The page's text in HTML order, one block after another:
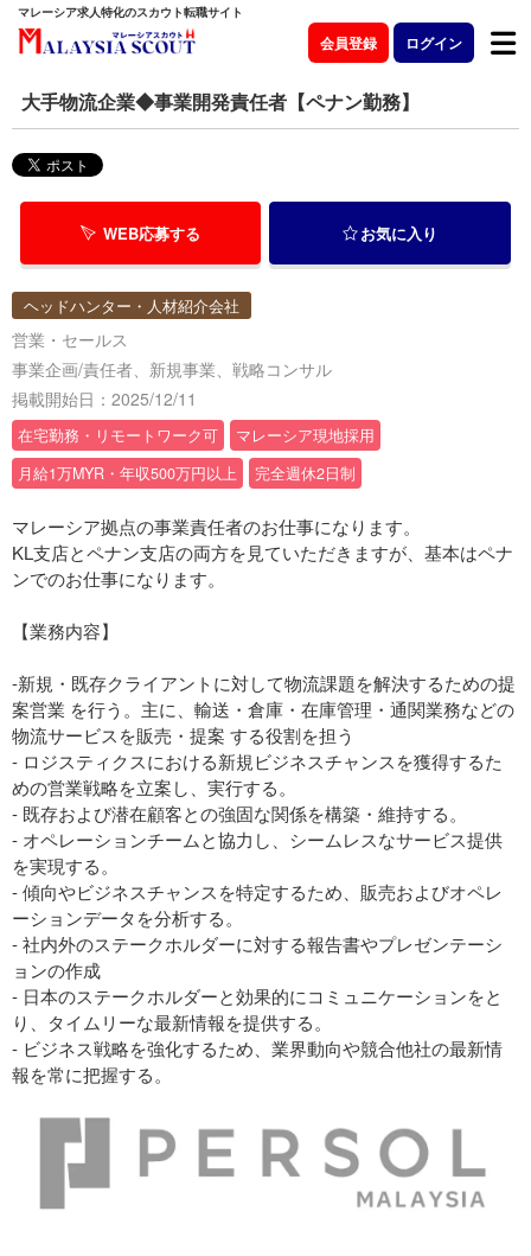
マレーシア求人特化のスカウト転職サイト
会員登録 ログイン
大手物流企業◆事業開発責任者【ペナン勤務】
WEB応募する お気に入り
ヘッドハンター・人材紹介会社
営業・セールス
事業企画/責任者、新規事業、戦略コンサル
掲載開始日：2025/12/11
在宅勤務・リモートワーク可
マレーシア現地採用
月給1万MYR・年収500万円以上
完全週休2日制
マレーシア拠点の事業責任者のお仕事になります。
KL支店とペナン支店の両方を見ていただきますが、基本はペナ
ンでのお仕事になります。
【業務内容】
-新規・既存クライアントに対して物流課題を解決するための提
案営業 を行う。主に、輸送・倉庫・在庫管理・通関業務などの
物流サービスを販売・提案 する役割を担う
- ロジスティクスにおける新規ビジネスチャンスを獲得するた
めの営業戦略を立案し、実行する。
- 既存および潜在顧客との強固な関係を構築・維持する。
- オペレーションチームと協力し、シームレスなサービス提供
を実現する。
- 傾向やビジネスチャンスを特定するため、販売およびオペレ
ーションデータを分析する。
- 社内外のステークホルダーに対する報告書やプレゼンテーシ
ョンの作成
- 日本のステークホルダーと効果的にコミュニケーションをと
り、タイムリーな最新情報を提供する。
- ビジネス戦略を強化するため、業界動向や競合他社の最新情
報を常に把握する。